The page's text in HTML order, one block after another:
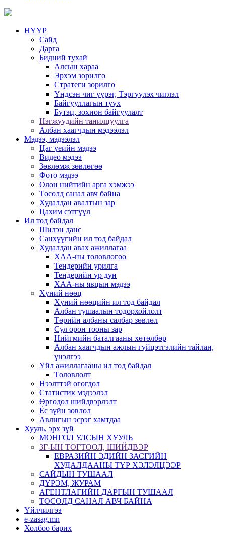
НҮҮР
Сайд
Дарга
Бидний тухай
Алсын хараа
Эрхэм зорилго
Стратеги зорилго
Үндсэн чиг үүрэг, Тэргүүлэх чиглэл
Байгууллагын түүх
Бүтэц, зохион байгуулалт
Нэгжүүдийн танилцуулга
Албан хаагчдын мэдээлэл
Мэдээ, мэдээлэл
Цаг үеийн мэдээ
Видео мэдээ
Зөвлөмж зөвлөгөө
Фото мэдээ
Олон нийтийн арга хэмжээ
Төсөлд санал авч байна
Худалдан авалтын зар
Цахим сэтгүүл
Ил тод байдал
Шилэн данс
Санхүүгийн ил тод байдал
Худалдан авах ажиллагаа
ХАА-ны төлөвлөгөө
Тендерийн урилга
Тендерийн үр дүн
ХАА-ны явцын мэдээ
Хүний нөөц
Хүний нөөцийн ил тод байдал
Албан тушаалын тодорхойлолт
Төрийн албаны салбар зөвлөл
Сул орон тооны зар
Нийгмийн баталгааны хөтөлбөр
Албан хаагчдын ажлын гүйцэтгэлийн тайлан,
үнэлгээ
Үйл ажиллагааны ил тод байдал
Төлөвлөлт
Нээлттэй өгөгдөл
Статистик мэдээлэл
Өргөдөл шийдвэрлэлт
Ёс зүйн зөвлөл
Авлигын эсрэг хамтдаа
Хууль, эрх зүй
МОНГОЛ УЛСЫН ХУУЛЬ
ЗГ-ЫН ТОГТООЛ, ШИЙДВЭР
ЕВРАЗИЙН ЭДИЙН ЗАСГИЙН
ХУДАЛДААНЫ ТҮР ХЭЛЭЛЦЭЭР
САЙДЫН ТУШААЛ
ДҮРЭМ, ЖУРАМ
АГЕНТЛАГИЙН ДАРГЫН ТУШААЛ
ТӨСӨЛД САНАЛ АВЧ БАЙНА
Үйлчилгээ
e-zasag.mn
Холбоо барих